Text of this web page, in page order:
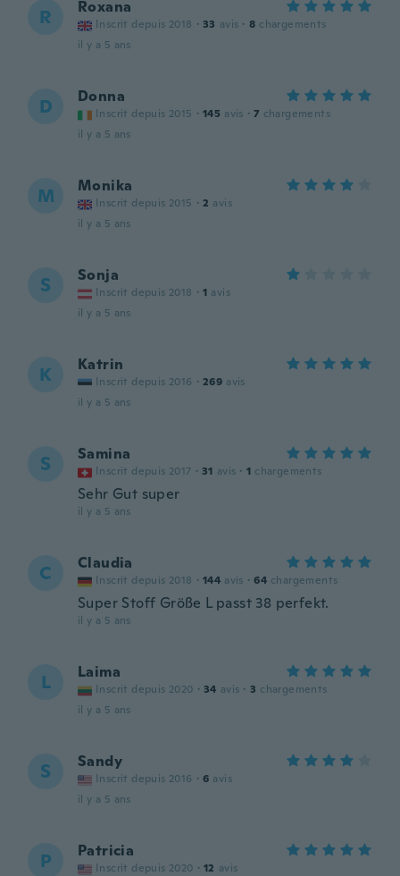
R Roxana
Inscrit depuis 2018 · 33 avis · 8 chargements
il y a 5 ans
D Donna
Inscrit depuis 2015 · 145 avis · 7 chargements
il y a 5 ans
M Monika
Inscrit depuis 2015 · 2 avis
il y a 5 ans
S Sonja
Inscrit depuis 2018 · 1 avis
il y a 5 ans
K Katrin
Inscrit depuis 2016 · 269 avis
il y a 5 ans
S Samina
Inscrit depuis 2017 · 31 avis · 1 chargements
Sehr Gut super
il y a 5 ans
C Claudia
Inscrit depuis 2018 · 144 avis · 64 chargements
Super Stoff Größe L passt 38 perfekt.
il y a 5 ans
L Laima
Inscrit depuis 2020 · 34 avis · 3 chargements
il y a 5 ans
S Sandy
Inscrit depuis 2016 · 6 avis
il y a 5 ans
P Patricia
Inscrit depuis 2020 · 12 avis